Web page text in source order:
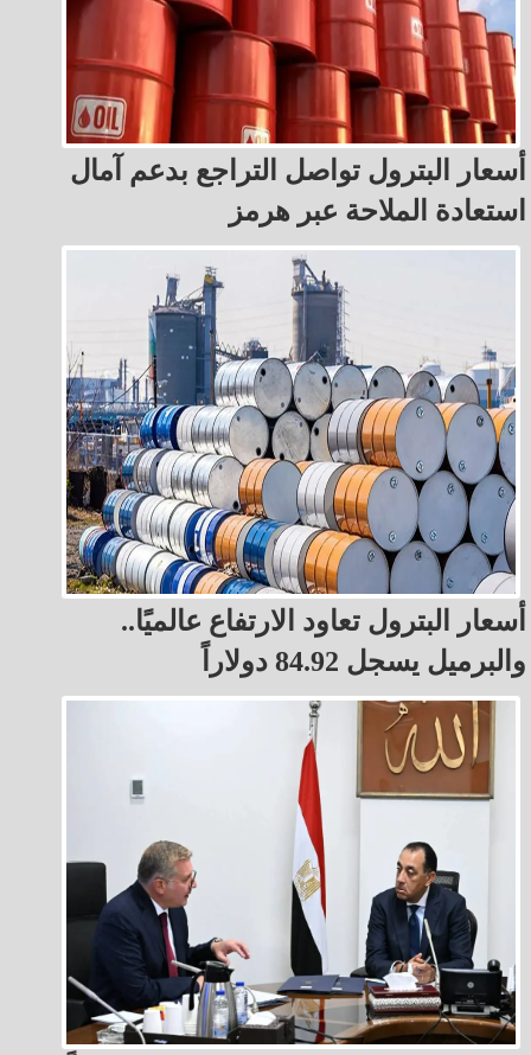
أسعار البترول تواصل التراجع بدعم آمال
استعادة الملاحة عبر هرمز
أسعار البترول تعاود الارتفاع عالميًا..
والبرميل يسجل 84.92 دولاراً